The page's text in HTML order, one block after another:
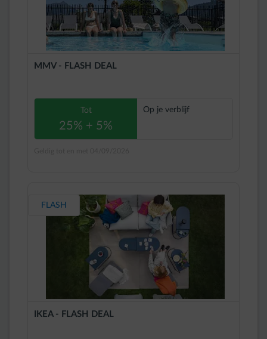
MMV - FLASH DEAL
Tot
25% + 5%
Op je verblijf
FLASH
IKEA - FLASH DEAL